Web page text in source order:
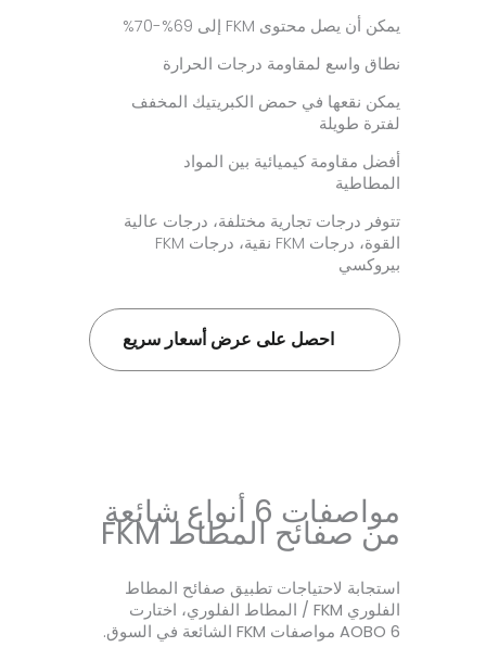
يمكن أن يصل محتوى FKM إلى 69%-70%
نطاق واسع لمقاومة درجات الحرارة
يمكن نقعها في حمض الكبريتيك المخفف
لفترة طويلة
أفضل مقاومة كيميائية بين المواد
المطاطية
تتوفر درجات تجارية مختلفة، درجات عالية
القوة، درجات FKM نقية، درجات FKM
بيروكسي
احصل على عرض أسعار سريع
مواصفات 6 أنواع شائعة
من صفائح المطاط FKM
استجابة لاحتياجات تطبيق صفائح المطاط
الفلوري FKM / المطاط الفلوري، اختارت
AOBO 6 مواصفات FKM الشائعة في السوق.